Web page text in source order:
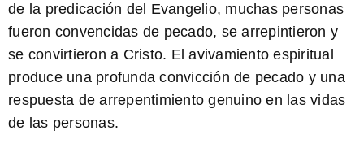
de la predicación del Evangelio, muchas personas
fueron convencidas de pecado, se arrepintieron y
se convirtieron a Cristo. El avivamiento espiritual
produce una profunda convicción de pecado y una
respuesta de arrepentimiento genuino en las vidas
de las personas.